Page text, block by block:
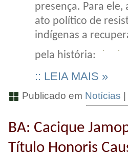
presença. Para
ato político de
indígenas a
pela história:
:: LEIA MAIS »
Publicado em Notícias |
BA: Cacique
Título Honoris